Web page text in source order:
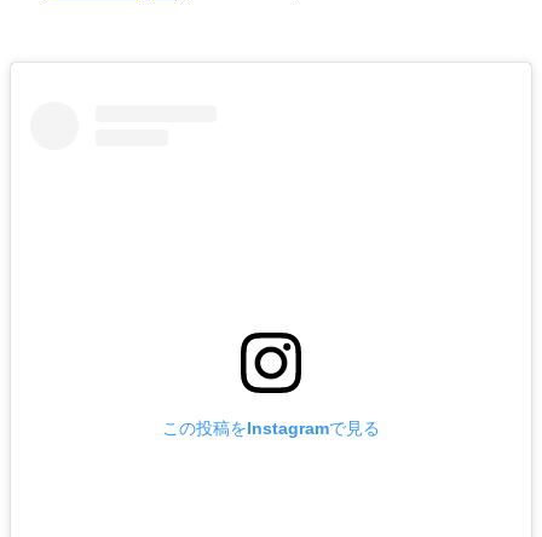
この投稿をInstagramで見る